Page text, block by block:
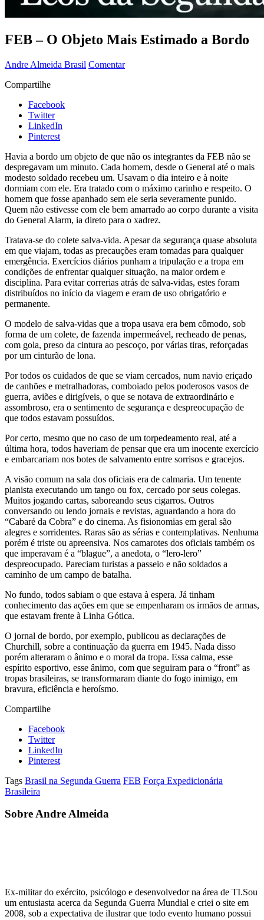
FEB – O Objeto Mais Estimado a Bordo
Andre Almeida Brasil Comentar
Compartilhe
Facebook
Twitter
LinkedIn
Pinterest
Havia a bordo um objeto de que não os integrantes da FEB não se
despregavam um minuto. Cada homem, desde o General até o mais
modesto soldado recebeu um. Usavam o dia inteiro e à noite
dormiam com ele. Era tratado com o máximo carinho e respeito. O
homem que fosse apanhado sem ele seria severamente punido.
Quem não estivesse com ele bem amarrado ao corpo durante a visita
do General Alarm, ia direto para o xadrez.
Tratava-se do colete salva-vida. Apesar da segurança quase absoluta
em que viajam, todas as precauções eram tomadas para qualquer
emergência. Exercícios diários punham a tripulação e a tropa em
condições de enfrentar qualquer situação, na maior ordem e
disciplina. Para evitar correrias atrás de salva-vidas, estes foram
distribuídos no início da viagem e eram de uso obrigatório e
permanente.
O modelo de salva-vidas que a tropa usava era bem cômodo, sob
forma de um colete, de fazenda impermeável, recheado de penas,
com gola, preso da cintura ao pescoço, por várias tiras, reforçadas
por um cinturão de lona.
Por todos os cuidados de que se viam cercados, num navio eriçado
de canhões e metralhadoras, comboiado pelos poderosos vasos de
guerra, aviões e dirigíveis, o que se notava de extraordinário e
assombroso, era o sentimento de segurança e despreocupação de
que todos estavam possuídos.
Por certo, mesmo que no caso de um torpedeamento real, até a
última hora, todos haveriam de pensar que era um inocente exercício
e embarcariam nos botes de salvamento entre sorrisos e gracejos.
A visão comum na sala dos oficiais era de calmaria. Um tenente
pianista executando um tango ou fox, cercado por seus colegas.
Muitos jogando cartas, saboreando seus cigarros. Outros
conversando ou lendo jornais e revistas, aguardando a hora do
“Cabaré da Cobra” e do cinema. As fisionomias em geral são
alegres e sorridentes. Raras são as sérias e contemplativas. Nenhuma
porém é triste ou apreensiva. Nos camarotes dos oficiais também os
que imperavam é a “blague”, a anedota, o “lero-lero”
despreocupado. Pareciam turistas a passeio e não soldados a
caminho de um campo de batalha.
No fundo, todos sabiam o que estava à espera. Já tinham
conhecimento das ações em que se empenharam os irmãos de armas,
que estavam frente à Linha Gótica.
O jornal de bordo, por exemplo, publicou as declarações de
Churchill, sobre a continuação da guerra em 1945. Nada disso
porém alteraram o ânimo e o moral da tropa. Essa calma, esse
espírito esportivo, esse ânimo, com que seguiram para o “front” as
tropas brasileiras, se transformaram diante do fogo inimigo, em
bravura, eficiência e heroísmo.
Compartilhe
Facebook
Twitter
LinkedIn
Pinterest
Tags Brasil na Segunda Guerra FEB Força Expedicionária
Brasileira
Sobre Andre Almeida
Ex-militar do exército, psicólogo e desenvolvedor na área de TI.Sou
um entusiasta acerca da Segunda Guerra Mundial e criei o site em
2008, sob a expectativa de ilustrar que todo evento humano possui